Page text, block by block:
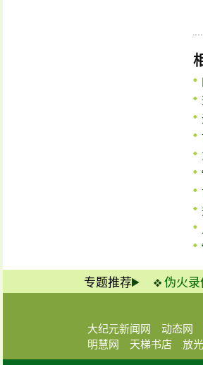
专题推荐 伪火录
大纪元新闻网 动态网
明慧网
天梯书店 放